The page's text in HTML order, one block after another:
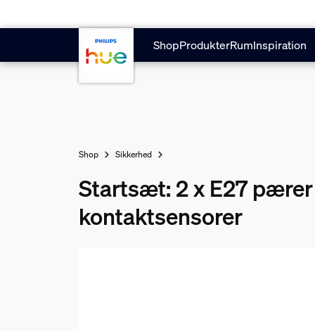
ShopProdukterRumInspiration
Shop Sikkerhed
Startsæt: 2 x E27 pærer
kontaktsensorer